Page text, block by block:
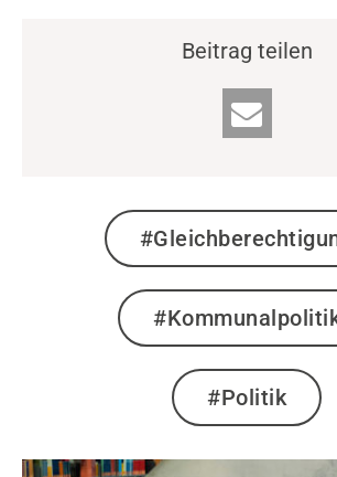
Beitrag teilen
#Politik